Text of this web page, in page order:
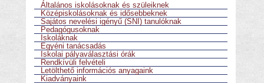
Általános iskolásoknak és szüleiknek
Középiskolásoknak és idősebbeknek
Sajátos nevelési igényű (SNI) tanulóknak
Pedagógusoknak
Iskoláknak
Egyéni tanácsadás
Iskolai pályaválasztási órák
Rendkívüli felvételi
Letölthető információs anyagaink
Kiadványaink